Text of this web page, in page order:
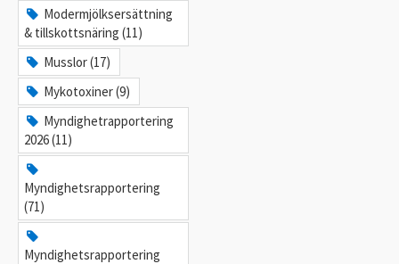
Modermjölksersättning
& tillskottsnäring (11)
Musslor (17)
Mykotoxiner (9)
Myndighetrapportering
2026 (11)
Myndighetsrapportering
(71)
Myndighetsrapportering